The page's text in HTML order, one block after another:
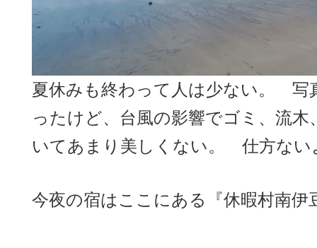
夏休みも終わって人は少ない。 写
ったけど、台風の影響でゴミ、流
いてあまり美しくない。 仕方ない
今夜の宿はここにある『休暇村南伊